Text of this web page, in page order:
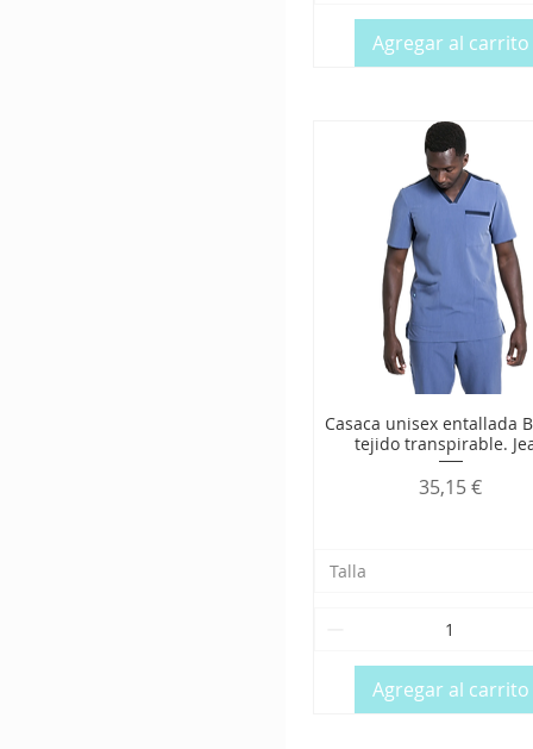
Agregar al carrito
Casaca unisex entallada
tejido transpirable.
Precio
35,15 €
Talla
Agregar al carrito